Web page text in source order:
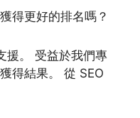
得更好的排名嗎？
援。 受益於我們專
得結果。 從 SEO